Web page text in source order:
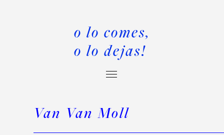
o lo comes,
o lo dejas!
Van Van Moll